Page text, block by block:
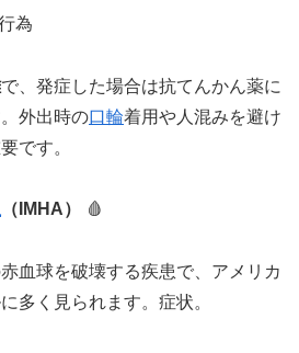
為
で、発症した場合は抗てんかん薬に
外出時の口輪着用や人混みを避け
です。
（IMHA） 🩸
血球を破壊する疾患で、アメリカ
多く見られます。症状。